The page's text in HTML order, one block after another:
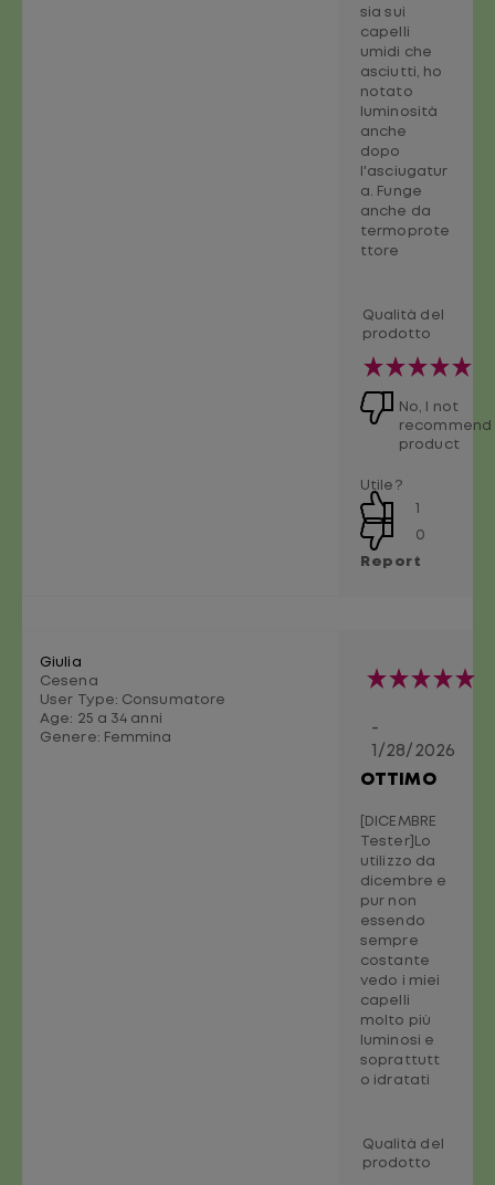
sia sui
capelli
umidi che
asciutti, ho
notato
luminosità
anche
dopo
l'asciugatur
a. Funge
anche da
termoprote
ttore
Qualità del
prodotto
No, I not
recommend
product
Utile?
0
Report
Giulia
Cesena
User Type: Consumatore
Age: 25 a 34 anni
Genere: Femmina
-
1/28/2026
OTTIMO
[DICEMBRE
Tester]​ Lo
utilizzo da
dicembre e
pur non
essendo
sempre
costante
vedo i miei
capelli
molto più
luminosi e
soprattutt
o idratati
Qualità del
prodotto